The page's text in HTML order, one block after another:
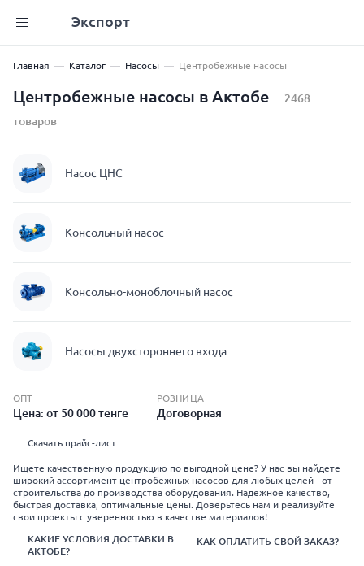
Экспорт
Главная Каталог Насосы Центробежные насосы
Центробежные насосы в Актобе
2468
товаров
Насос ЦНС
Консольный насос
Консольно-моноблочный насос
Насосы двухстороннего входа
ОПТ
Цена: от 50 000 тенге
РОЗНИЦА
Договорная
Скачать прайс-лист
Ищете качественную продукцию по выгодной цене? У нас вы найдете
широкий ассортимент центробежных насосов для любых целей - от
строительства до производства оборудования. Надежное качество,
быстрая доставка, оптимальные цены. Доверьтесь нам и реализуйте
свои проекты с уверенностью в качестве материалов!
КАКИЕ УСЛОВИЯ ДОСТАВКИ В
АКТОБЕ?
КАК ОПЛАТИТЬ СВОЙ ЗАКАЗ?